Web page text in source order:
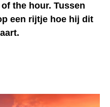
the hour. Tussen
een rijtje hoe hij dit